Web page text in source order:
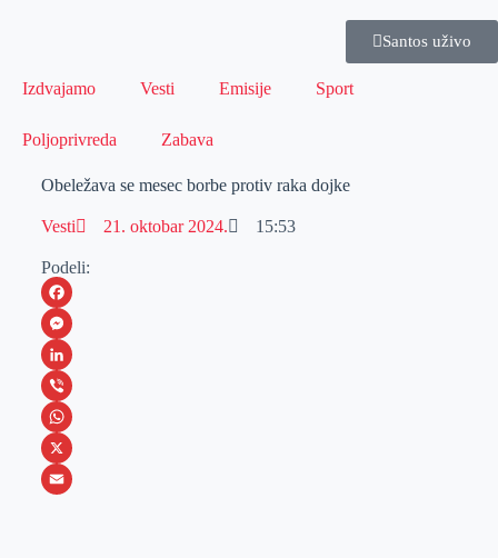
Santos uživo
Izdvajamo Vesti Emisije Sport
Poljoprivreda Zabava
Obeležava se mesec borbe protiv raka dojke
Vesti 21. oktobar 2024. 15:53
Podeli:
F
a
c
e
b
o
M
e
s
s
e
L
i
n
k
V
i
b
W
h
X